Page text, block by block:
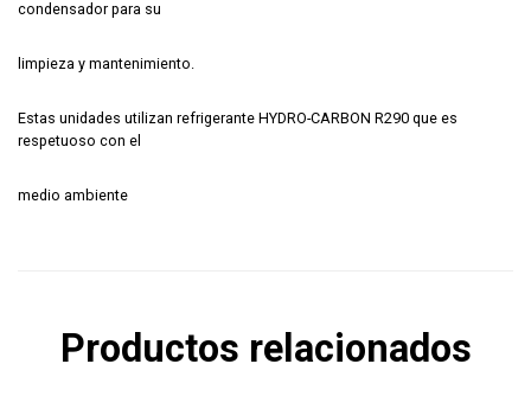
condensador para su
limpieza y mantenimiento.
Estas unidades utilizan refrigerante HYDRO-CARBON R290 que es
respetuoso con el
medio ambiente
Productos relacionados